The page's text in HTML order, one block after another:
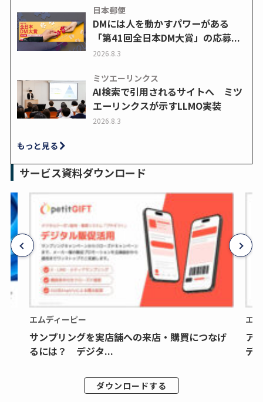
日本郵便
DMには人を動かすパワーがある
「第41回全日本DM大賞」の応募...
2026.8.3
ミツエーリンクス
AI検索で引用されるサイトへ ミツ
エーリンクスが示すLLMO実装
2026.8.3
もっと見る
サービス資料ダウンロード
エムディーピー
サンプリングを実店舗への来店・購買につなげ
るには？ デジタ...
ダウンロードする
エ
ア
デ